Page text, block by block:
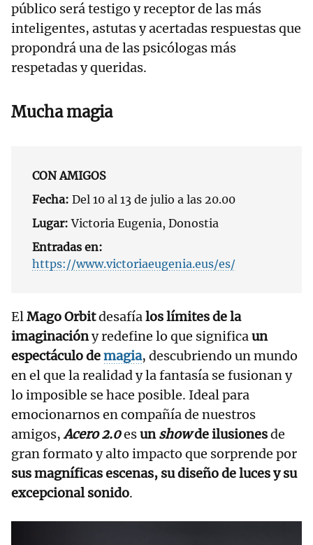
público será testigo y receptor de las más
inteligentes, astutas y acertadas respuestas que
propondrá una de las psicólogas más
respetadas y queridas.
Mucha magia
CON AMIGOS
Fecha: Del 10 al 13 de julio a las 20.00
Lugar:Victoria Eugenia, Donostia
Entradas en:
https://www.victoriaeugenia.eus/es/
ElMago Orbitdesafíalos límites de la
imaginacióny redefine lo que significaun
espectáculo demagia, descubriendo un mundo
en el que la realidad y la fantasía se fusionan y
lo imposible se hace posible. Ideal para
emocionarnos en compañía de nuestros
amigos,Acero 2.0esunshowde ilusionesde
gran formato y alto impacto que sorprende por
sus magníficas escenas, su diseño de luces y su
excepcional sonido.